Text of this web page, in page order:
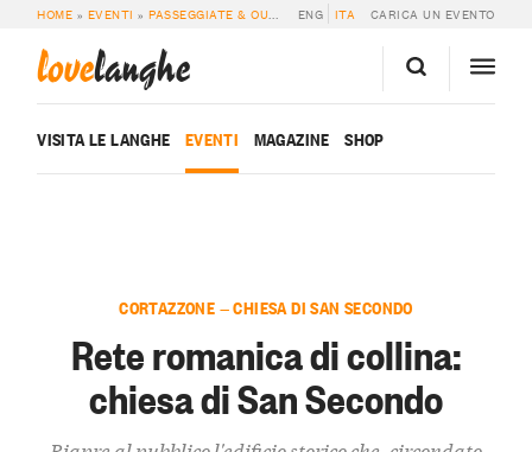
HOME » EVENTI »PASSEGGIATE & OUTDOOR » RETE ROMANICA DI COLLINA:
ENG ITA CARICA UN EVENTO
lovelanghe
VISITA LE LANGHE EVENTI MAGAZINE SHOP
CORTAZZONE — CHIESA DI SAN SECONDO
Rete romanica di collina:
chiesa di San Secondo